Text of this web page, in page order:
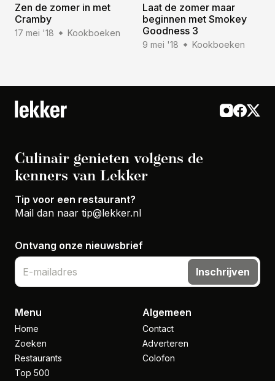
Zen de zomer in met
Cramby
17 mei '18 Kookboeken
Laat de zomer maar
beginnen met Smokey
Goodness 3
9 mei '18 Kookboeken
Culinair genieten volgens de
kenners van Lekker
Tip voor een restaurant?
Mail dan naar tip@lekker.nl
Ontvang onze nieuwsbrief
Inschrijven
Menu
Home
Zoeken
Restaurants
Top 500
Algemeen
Contact
Adverteren
Colofon